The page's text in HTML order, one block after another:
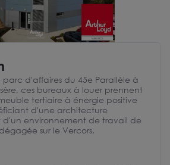
d'affaires du 45e Parallèle à
ces bureaux à louer prennent
tertiaire à énergie positive
d'une architecture
environnement de travail de
sur le Vercors.